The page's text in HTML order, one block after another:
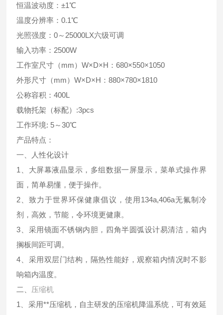
恒温波动度：±1℃
温度分辨率：0.1℃
光照强度：0～25000LX六级可调
输入功率：2500W
工作室尺寸（mm）W×D×H：680×550×1050
外形尺寸（mm）W×D×H：880×780×1810
公称容积：400L
载物托架（标配）:3pcs
工作环境: 5～30℃
产品特点：
一、人性化设计
1、大屏幕液晶显示，多组数据一屏显示，菜单式操作界
面，简单易懂，便于操作。
2、致力于世界环保健康倡议，使用134a,406a无氟制冷
剂，高效，节能，令环境更健康。
3、采用镜面不锈钢内胆，四角半圆弧设计易清洁，箱内
搁板间距可调。
4、采用双层门结构，隔热性能好，观察箱内情况时不影
响箱内温度。
二、 压缩机
1、采用**压缩机，自主研发的压缩机降温系统，可有效延